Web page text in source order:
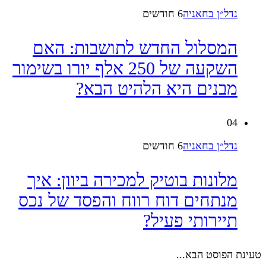
נדל״ן בחאניה6 חודשים
המסלול החדש לתושבות: האם
השקעה של 250 אלף יורו בשימור
מבנים היא הלהיט הבא?
04
נדל״ן בחאניה6 חודשים
מלונות בוטיק למכירה ביוון: איך
מנתחים דוח רווח והפסד של נכס
תיירותי פעיל?
טעינת הפוסט הבא...